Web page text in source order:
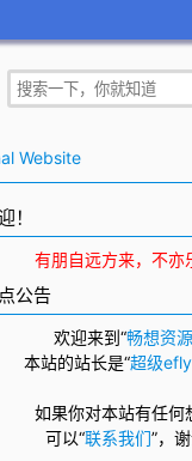
Website
！
有朋自远方来，不亦
公告
欢迎来到“畅想资源
本站的站长是“超级efly
如果你对本站有任何
可以“联系我们”， 谢